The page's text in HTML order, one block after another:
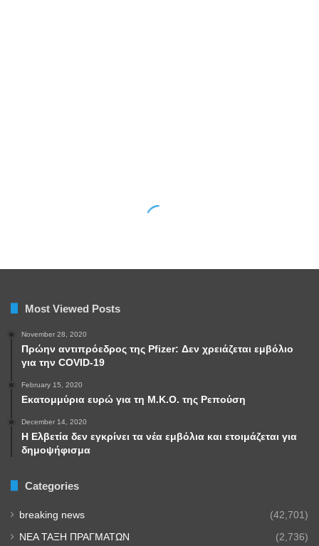
Most Viewed Posts
November 28, 2020
Πρώην αντιπρόεδρος της Pfizer: Δεν χρειάζεται εμβόλιο
για την COVID-19
February 15, 2020
Εκατομμύρια ευρώ για τη Μ.Κ.Ο. της Ρεπούση
December 14, 2020
Η Ελβετία δεν εγκρίνει τα νέα εμβόλια και ετοιμάζεται για
δημοψήφισμα
Categories
breaking news (42,701)
NEA TAΞΗ ΠΡΑΓΜΑΤΩΝ (2,736)